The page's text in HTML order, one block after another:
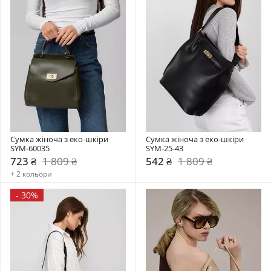
Сумка жіноча з еко-шкіри
SYM-60035
723 ₴ 1 809 ₴
+ 2 кольори
Сумка жіноча з еко-шкіри
SYM-25-43
542 ₴ 1 809 ₴
- 30%